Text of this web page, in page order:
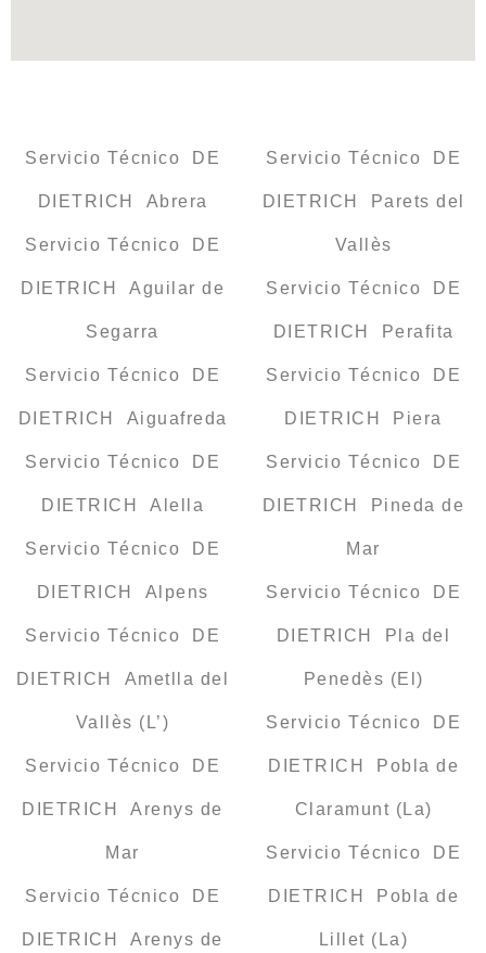
Servicio Técnico DE
DIETRICH Abrera
Servicio Técnico DE
DIETRICH Aguilar de
Segarra
Servicio Técnico DE
DIETRICH Aiguafreda
Servicio Técnico DE
DIETRICH Alella
Servicio Técnico DE
DIETRICH Alpens
Servicio Técnico DE
DIETRICH Ametlla del
Vallès (L’)
Servicio Técnico DE
DIETRICH Arenys de
Mar
Servicio Técnico DE
DIETRICH Arenys de
Servicio Técnico DE
DIETRICH Parets del
Vallès
Servicio Técnico DE
DIETRICH Perafita
Servicio Técnico DE
DIETRICH Piera
Servicio Técnico DE
DIETRICH Pineda de
Mar
Servicio Técnico DE
DIETRICH Pla del
Penedès (El)
Servicio Técnico DE
DIETRICH Pobla de
Claramunt (La)
Servicio Técnico DE
DIETRICH Pobla de
Lillet (La)